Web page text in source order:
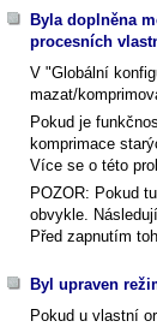
Byla doplněna
procesních
V "Globální
mazat/
Pokud je
komprimace
Více se o této
POZOR: Pokud
obvykle.
Před zapnutím
Byl upraven
Pokud u vlastní